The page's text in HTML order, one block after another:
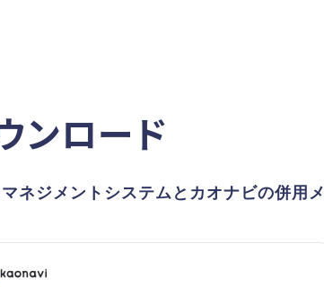
ンロード
ネジメントシステムとカオナビの併用メ